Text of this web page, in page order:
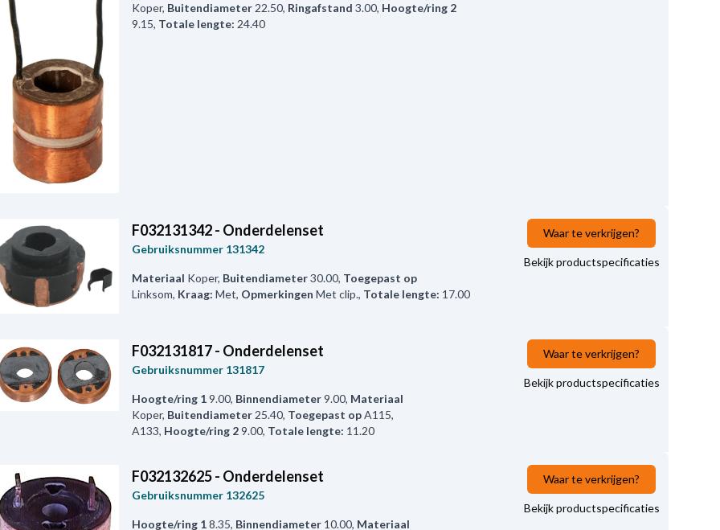
Koper, Buitendiameter 22.50, Ringafstand 3.00, Hoogte/ring 2
9.15, Totale lengte: 24.40
F032131342 - Onderdelenset
Gebruiksnummer 131342
Materiaal Koper, Buitendiameter30.00, Toegepast op
Linksom, Kraag: Met, Opmerkingen Met clip., Totale lengte: 17.00
Waar te verkrijgen?
Bekijk productspecificaties
F032131817 - Onderdelenset
Gebruiksnummer 131817
Hoogte/ring 19.00, Binnendiameter9.00, Materiaal
Koper, Buitendiameter 25.40, Toegepast opA115,
A133, Hoogte/ring 29.00, Totale lengte: 11.20
Waar te verkrijgen?
Bekijk productspecificaties
F032132625 - Onderdelenset
Gebruiksnummer 132625
Hoogte/ring 18.35, Binnendiameter 10.00, Materiaal
Waar te verkrijgen?
Bekijk productspecificaties